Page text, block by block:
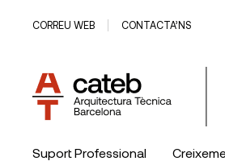
CORREU WEB CONTACTA’NS
Suport Professional